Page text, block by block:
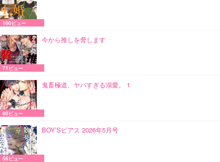
100ビュー
今から推しを脅します
71ビュー
鬼畜極道、ヤバすぎる溺愛。 1
60ビュー
BOY’Sピアス 2026年5月号
56ビュー